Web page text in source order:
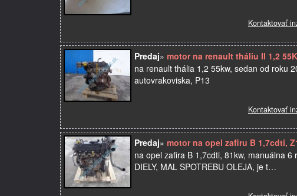
Kontaktovať
Predaj» motor na renault tháliu II 1,2
na renault thália 1,2 55kw, sedan od roku
autovrakoviska, P13
Kontaktovať
Predaj» motor na opel zafiru B 1,7cdti,
na opel zafira B 1,7cdti, 81kw, manuálna
DIELY, MAL SPOTREBU OLEJA, je t…